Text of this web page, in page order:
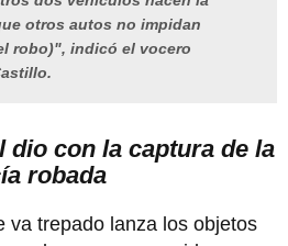
otros autos no impidan
robo)", indicó el vocero
dio con la captura de la
robada
va trepado lanza los objetos